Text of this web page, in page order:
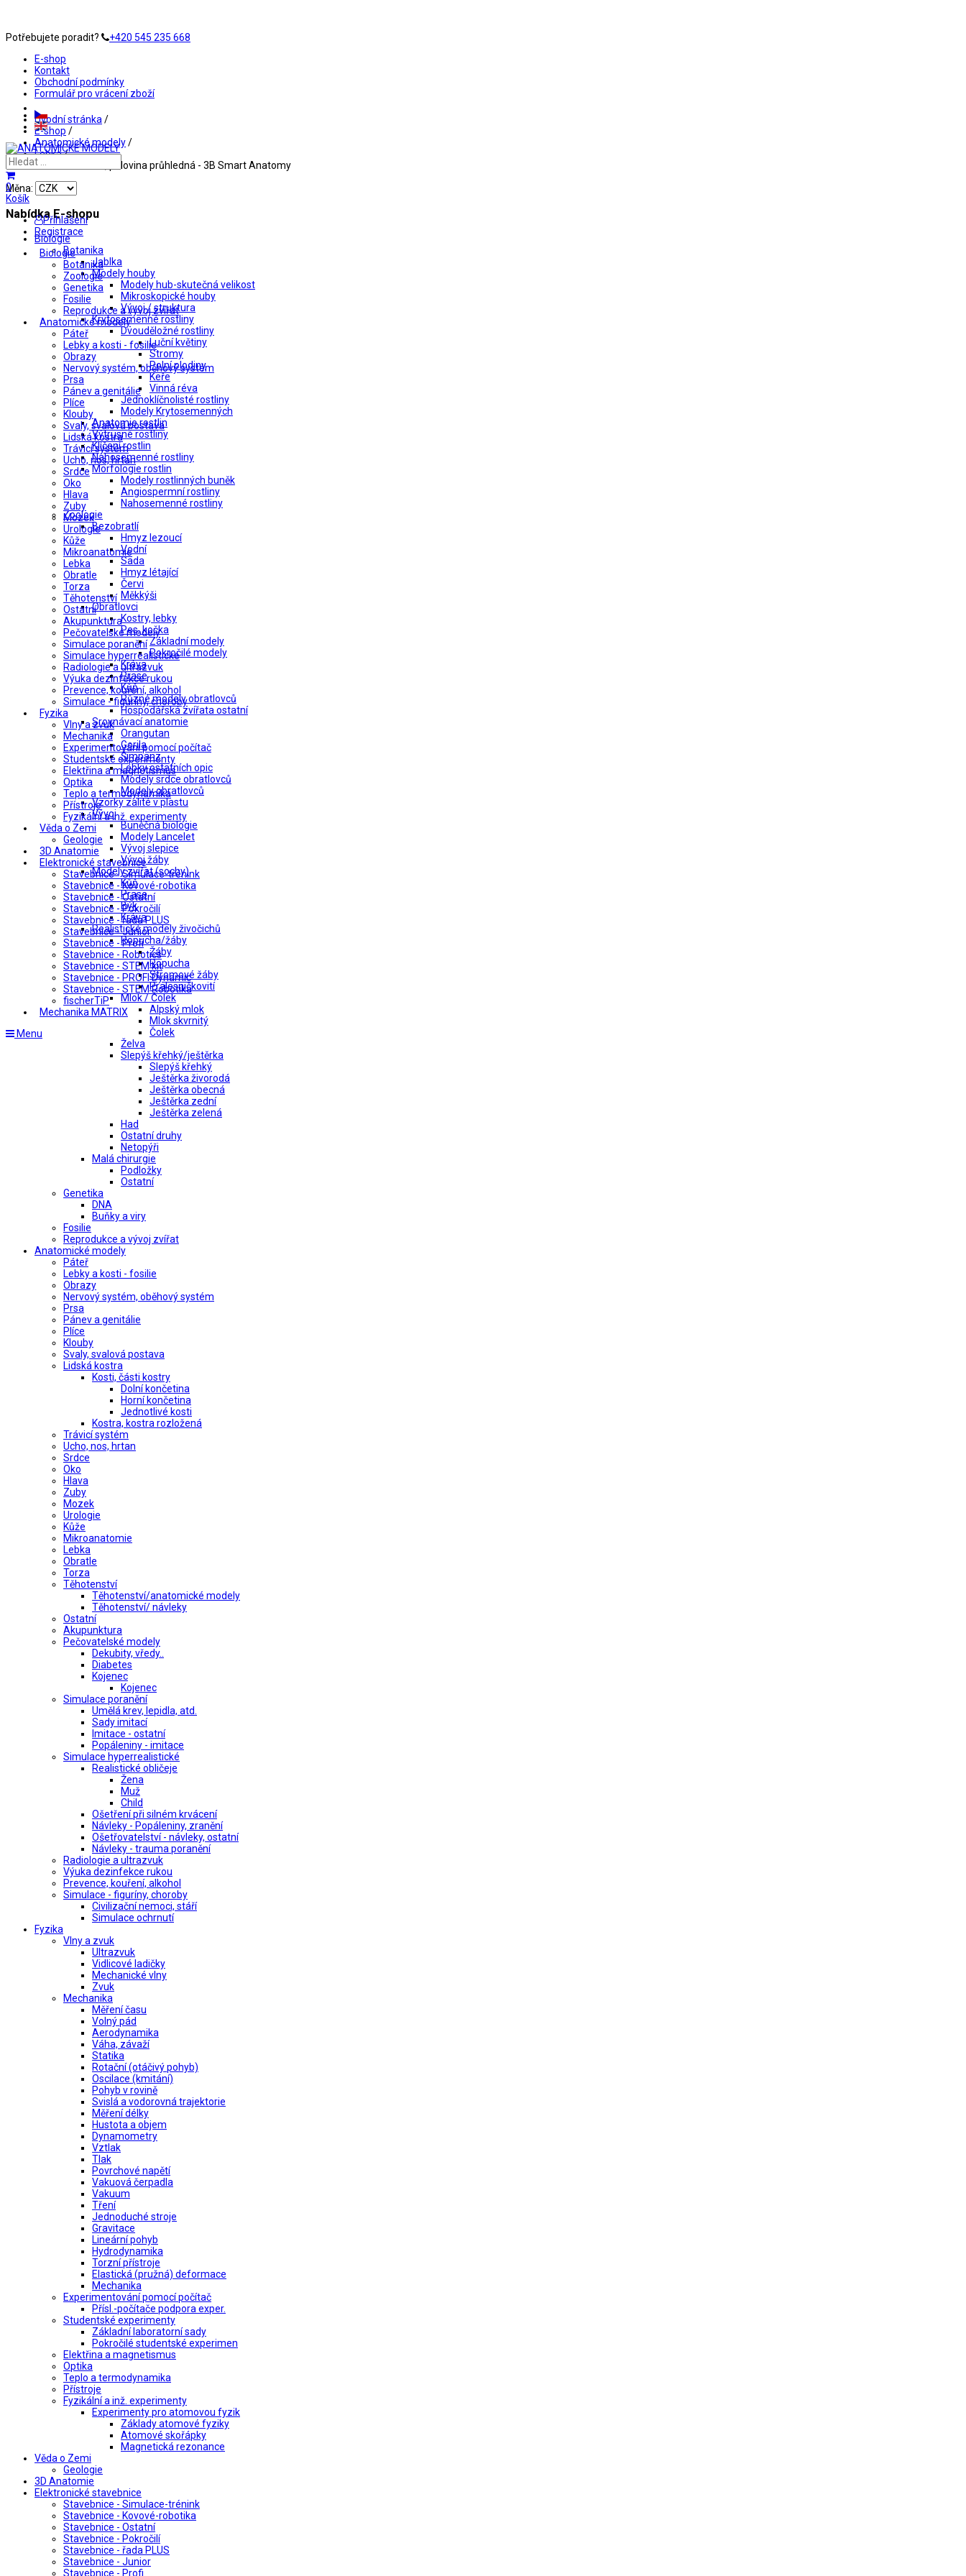
Potřebujete poradit?
+420 545 235 668
E-shop
Kontakt
Obchodní podmínky
Formulář pro vrácení zboží
0
Košík
Přihlášení
Registrace
Biologie
Botanika
Zoologie
Genetika
Fosilie
Reprodukce a vývoj zvířat
Anatomické modely
Páteř
Lebky a kosti - fosilie
Obrazy
Nervový systém, oběhový systém
Prsa
Pánev a genitálie
Plíce
Klouby
Svaly, svalová postava
Lidská kostra
Trávicí systém
Ucho, nos, hrtan
Srdce
Oko
Hlava
Zuby
Mozek
Urologie
Kůže
Mikroanatomie
Lebka
Obratle
Torza
Těhotenství
Ostatní
Akupunktura
Pečovatelské modely
Simulace poranění
Simulace hyperrealistické
Radiologie a ultrazvuk
Výuka dezinfekce rukou
Prevence, kouření, alkohol
Simulace - figuríny, choroby
Fyzika
Vlny a zvuk
Mechanika
Experimentování pomocí počítač
Studentské experimenty
Elektřina a magnetismus
Optika
Teplo a termodynamika
Přístroje
Fyzikální a inž. experimenty
Věda o Zemi
Geologie
3D Anatomie
Elektronické stavebnice
Stavebnice - Simulace-trénink
Stavebnice - Kovové-robotika
Stavebnice - Ostatní
Stavebnice - Pokročilí
Stavebnice - řada PLUS
Stavebnice - Junior
Stavebnice - Profi
Stavebnice - Robotics
Stavebnice - STEM kit
Stavebnice - PROFI Dynamic
Stavebnice - STEM Robotika
fischerTiP
Mechanika MATRIX
Menu
Úvodní stránka /
E-shop /
Anatomické modely/
Lebka/
Lebka BONElike, polovina průhledná - 3B Smart Anatomy
Měna:
Nabídka E-shopu
Biologie
Botanika
Jablka
Modely houby
Modely hub-skutečná velikost
Mikroskopické houby
Vývoj / struktura
Krytosemenné rostliny
Dvouděložné rostliny
Luční květiny
Stromy
Polní plodiny
Keře
Vinná réva
Jednoklíčnolisté rostliny
Modely Krytosemenných
Anatomie rostlin
Výtrusné rostliny
Klíčení rostlin
Nahosemenné rostliny
Morfologie rostlin
Modely rostlinných buněk
Angiospermní rostliny
Nahosemenné rostliny
Zoologie
Bezobratlí
Hmyz lezoucí
Vodní
Sada
Hmyz létající
Červi
Měkkýši
Obratlovci
Kostry, lebky
Pes, kočka
Základní modely
Pokročilé modely
Kráva
Prase
Kůň
Různé modely obratlovců
Hospodářská zvířata ostatní
Srovnávací anatomie
Orangutan
Gorila
Šimpanz
Lebky ostatních opic
Modely srdce obratlovců
Modely obratlovců
Vzorky zalité v plastu
Vývoj
Buněčná biologie
Modely Lancelet
Vývoj slepice
Vývoj žáby
Modely zvířat (sochy)
Kůň
Prase
Býk
Kráva
Realistické modely živočichů
Ropucha/žáby
Žáby
Ropucha
Stromové žáby
Pralesničkovití
Mlok / Čolek
Alpský mlok
Mlok skvrnitý
Čolek
Želva
Slepýš křehký/ještěrka
Slepýš křehký
Ještěrka živorodá
Ještěrka obecná
Ještěrka zední
Ještěrka zelená
Had
Ostatní druhy
Netopýři
Malá chirurgie
Podložky
Ostatní
Genetika
DNA
Buňky a viry
Fosilie
Reprodukce a vývoj zvířat
Anatomické modely
Páteř
Lebky a kosti - fosilie
Obrazy
Nervový systém, oběhový systém
Prsa
Pánev a genitálie
Plíce
Klouby
Svaly, svalová postava
Lidská kostra
Kosti, části kostry
Dolní končetina
Horní končetina
Jednotlivé kosti
Kostra, kostra rozložená
Trávicí systém
Ucho, nos, hrtan
Srdce
Oko
Hlava
Zuby
Mozek
Urologie
Kůže
Mikroanatomie
Lebka
Obratle
Torza
Těhotenství
Těhotenství/anatomické modely
Těhotenství/ návleky
Ostatní
Akupunktura
Pečovatelské modely
Dekubity, vředy..
Diabetes
Kojenec
Kojenec
Simulace poranění
Umělá krev, lepidla, atd.
Sady imitací
Imitace - ostatní
Popáleniny - imitace
Simulace hyperrealistické
Realistické obličeje
Žena
Muž
Child
Ošetření při silném krvácení
Návleky - Popáleniny, zranění
Ošetřovatelství - návleky, ostatní
Návleky - trauma poranění
Radiologie a ultrazvuk
Výuka dezinfekce rukou
Prevence, kouření, alkohol
Simulace - figuríny, choroby
Civilizační nemoci, stáří
Simulace ochrnutí
Fyzika
Vlny a zvuk
Ultrazvuk
Vidlicové ladičky
Mechanické vlny
Zvuk
Mechanika
Měření času
Volný pád
Aerodynamika
Váha, závaží
Statika
Rotační (otáčivý pohyb)
Oscilace (kmitání)
Pohyb v rovině
Svislá a vodorovná trajektorie
Měření délky
Hustota a objem
Dynamometry
Vztlak
Tlak
Povrchové napětí
Vakuová čerpadla
Vakuum
Tření
Jednoduché stroje
Gravitace
Lineární pohyb
Hydrodynamika
Torzní přístroje
Elastická (pružná) deformace
Mechanika
Experimentování pomocí počítač
Přísl.-počítače podpora exper.
Studentské experimenty
Základní laboratorní sady
Pokročilé studentské experimen
Elektřina a magnetismus
Optika
Teplo a termodynamika
Přístroje
Fyzikální a inž. experimenty
Experimenty pro atomovou fyzik
Základy atomové fyziky
Atomové skořápky
Magnetická rezonance
Věda o Zemi
Geologie
3D Anatomie
Elektronické stavebnice
Stavebnice - Simulace-trénink
Stavebnice - Kovové-robotika
Stavebnice - Ostatní
Stavebnice - Pokročilí
Stavebnice - řada PLUS
Stavebnice - Junior
Stavebnice - Profi